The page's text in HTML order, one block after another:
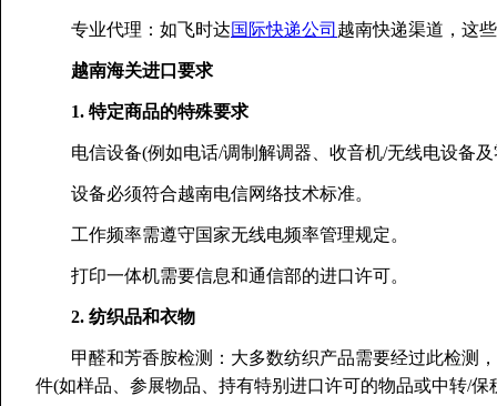
专业代理：如飞时达国际快递公司 越南快递渠道，这
越南海关进口要求
1. 特定商品的特殊要求
电信设备(例如电话/调制解调器、收音机/无线电设备及
设备必须符合越南电信网络技术标准。
工作频率需遵守国家无线电频率管理规定。
打印一体机需要信息和通信部的进口许可。
2. 纺织品和衣物
甲醛和芳香胺检测：大多数纺织产品需要经过此检测，
件(如样品、参展物品、持有特别进口许可的物品或中转/保